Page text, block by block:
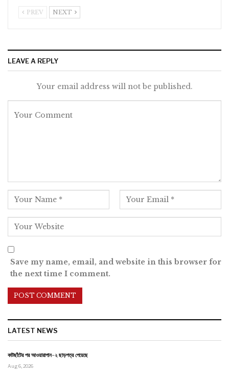
PREV NEXT
LEAVE A REPLY
Your email address will not be published.
Save my name, email, and website in this browser for
the next time I comment.
LATEST NEWS
কাটছাঁটের পর আওয়ারাপান-২ ছাড়পত্র পেয়েছে
Aug 6, 2026